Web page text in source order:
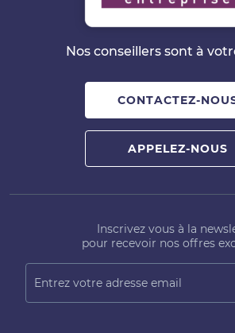
Nos conseillers sont à
CONTACTEZ-
APPELEZ-NOUS
Inscrivez vous à la
pour recevoir nos offres